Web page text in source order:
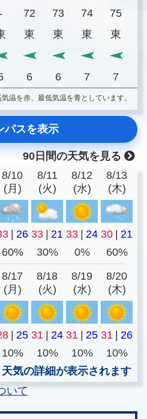
72 73 74 75
東 東 東 東
6 6 7 7
温を赤、最低気温を青としています。
パスを表示
90日間の天気を見る
8/10
(月)
8/11
(火)
8/12
(水)
8/13
(木)
| 26 33 | 21 33 | 24 30 | 21
60% 30% 0% 60%
8/17
(月)
8/18
(火)
8/19
(水)
8/20
(木)
| 25 31 | 24 31 | 25 31 | 26
10% 10% 10%
10%
気の詳細が表示されます
いて